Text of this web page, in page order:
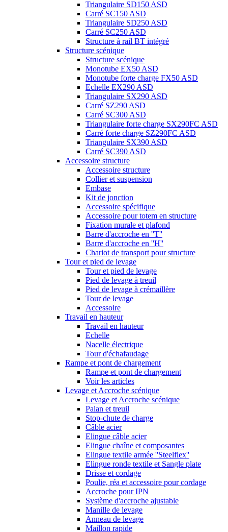
Triangulaire SD150 ASD
Carré SC150 ASD
Triangulaire SD250 ASD
Carré SC250 ASD
Structure à rail BT intégré
Structure scénique
Structure scénique
Monotube EX50 ASD
Monotube forte charge FX50 ASD
Echelle EX290 ASD
Triangulaire SX290 ASD
Carré SZ290 ASD
Carré SC300 ASD
Triangulaire forte charge SX290FC ASD
Carré forte charge SZ290FC ASD
Triangulaire SX390 ASD
Carré SC390 ASD
Accessoire structure
Accessoire structure
Collier et suspension
Embase
Kit de jonction
Accessoire spécifique
Accessoire pour totem en structure
Fixation murale et plafond
Barre d'accroche en ''T''
Barre d'accroche en ''H''
Chariot de transport pour structure
Tour et pied de levage
Tour et pied de levage
Pied de levage à treuil
Pied de levage à crémaillère
Tour de levage
Accessoire
Travail en hauteur
Travail en hauteur
Echelle
Nacelle électrique
Tour d'échafaudage
Rampe et pont de chargement
Rampe et pont de chargement
Voir les articles
Levage et Accroche scénique
Levage et Accroche scénique
Palan et treuil
Stop-chute de charge
Câble acier
Elingue câble acier
Elingue chaîne et composantes
Elingue textile armée ''Steelflex''
Elingue ronde textile et Sangle plate
Drisse et cordage
Poulie, réa et accessoire pour cordage
Accroche pour IPN
Système d'accroche ajustable
Manille de levage
Anneau de levage
Maillon rapide